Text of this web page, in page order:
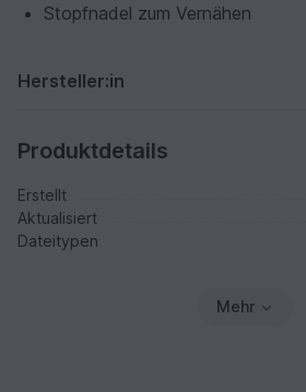
Stopfnadel zum Vernähen
Hersteller:in
Produktdetails
Erstellt
Aktualisiert
Dateitypen
Mehr